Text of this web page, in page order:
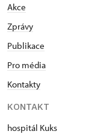
Akce
Zprávy
Publikace
Pro média
Kontakty
KONTAKT
hospitál Kuks